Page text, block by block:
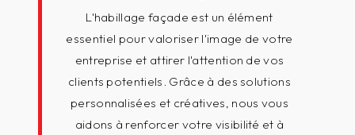
L'habillage façade est un élément
essentiel pour valoriser l'image de votre
entreprise et attirer l'attention de vos
clients potentiels. Grâce à des solutions
personnalisées et créatives, nous vous
aidons à renforcer votre visibilité et à